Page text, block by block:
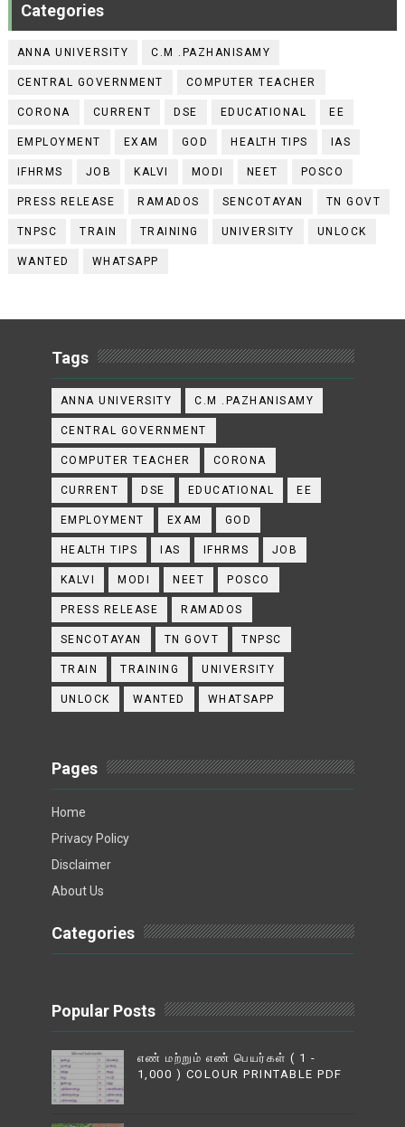
Categories
ANNA UNIVERSITY C.M .PAZHANISAMY
CENTRAL GOVERNMENT COMPUTER TEACHER
CORONA CURRENT DSE EDUCATIONAL EE
EMPLOYMENT EXAM GOD HEALTH TIPS IAS
IFHRMS JOB KALVI MODI NEET POSCO
PRESS RELEASE RAMADOS SENCOTAYAN TN GOVT
TNPSC TRAIN TRAINING UNIVERSITY UNLOCK
WANTED WHATSAPP
Tags
ANNA UNIVERSITY C.M .PAZHANISAMY
CENTRAL GOVERNMENT
COMPUTER TEACHER CORONA
CURRENT DSE EDUCATIONAL EE
EMPLOYMENT EXAM GOD
HEALTH TIPS IAS IFHRMS JOB
KALVI MODI NEET POSCO
PRESS RELEASE RAMADOS
SENCOTAYAN TN GOVT TNPSC
TRAIN TRAINING UNIVERSITY
UNLOCK WANTED WHATSAPP
Pages
Home
Privacy Policy
Disclaimer
About Us
Categories
Popular Posts
எண் மற்றும் எண் பெயர்கள் ( 1 -
1,000 ) COLOUR PRINTABLE PDF